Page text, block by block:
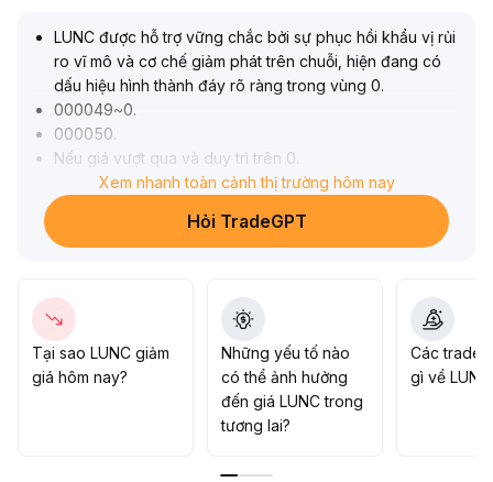
LUNC được hỗ trợ vững chắc bởi sự phục hồi khẩu vị rủi
ro vĩ mô và cơ chế giảm phát trên chuỗi, hiện đang có
dấu hiệu hình thành đáy rõ ràng trong vùng 0.
000049~0.
000050.
Nếu giá vượt qua và duy trì trên 0
000053, sẽ xác nhận sự đảo chiều kỹ thuật, động lực
tăng giá có khả năng tiếp tục; nên chú ý sự liên tục của
khối lượng giao dịch và tiến triển quản trị trên chuỗi
ngừa rủi ro điều chỉnh
Xem nhanh toàn cảnh thị trường hôm nay
Hỏi TradeGPT
Tại sao LUNC giảm
giá hôm nay?
Những yếu tố nào
có thể ảnh hưởng
đến giá LUNC trong
tương lai?
Các trader
gì về